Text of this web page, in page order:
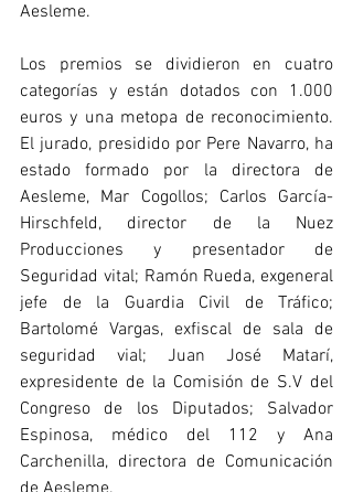
Aesleme.
Los premios se dividieron en cuatro
categorías y están dotados con 1.000
euros y una metopa de reconocimiento.
El jurado, presidido por Pere Navarro, ha
estado formado por la directora de
Aesleme, Mar Cogollos; Carlos García-
Hirschfeld, director de la Nuez
Producciones y presentador de
Seguridad vital; Ramón Rueda, exgeneral
jefe de la Guardia Civil de Tráfico;
Bartolomé Vargas, exfiscal de sala de
seguridad vial; Juan José Matarí,
expresidente de la Comisión de S.V del
Congreso de los Diputados; Salvador
Espinosa, médico del 112 y Ana
Carchenilla, directora de Comunicación